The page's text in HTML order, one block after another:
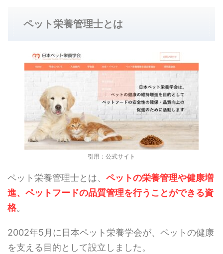
ペット栄養管理士とは
引用：公式サイト
ペット栄養管理士とは、 ペットの栄養管理や健康増
進、ペットフードの品質管理を行うことができる資
格。
2002年5月に日本ペット栄養学会が、ペットの健康
を支える目的として設立しました。